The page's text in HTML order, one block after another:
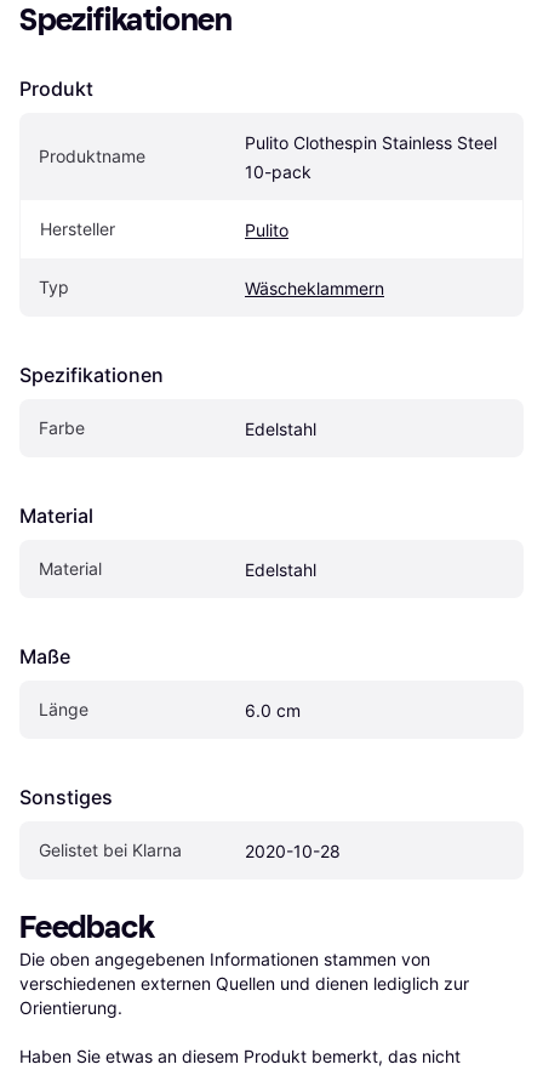
Spezifikationen
Produkt
Produktname
Pulito Clothespin Stainless Steel
10-pack
Hersteller Pulito
Typ Wäscheklammern
Spezifikationen
Farbe Edelstahl
Material
Material Edelstahl
Maße
Länge 6.0 cm
Sonstiges
Gelistet bei Klarna 2020-10-28
Feedback
Die oben angegebenen Informationen stammen von
verschiedenen externen Quellen und dienen lediglich zur
Orientierung.
Haben Sie etwas an diesem Produkt bemerkt, das nicht